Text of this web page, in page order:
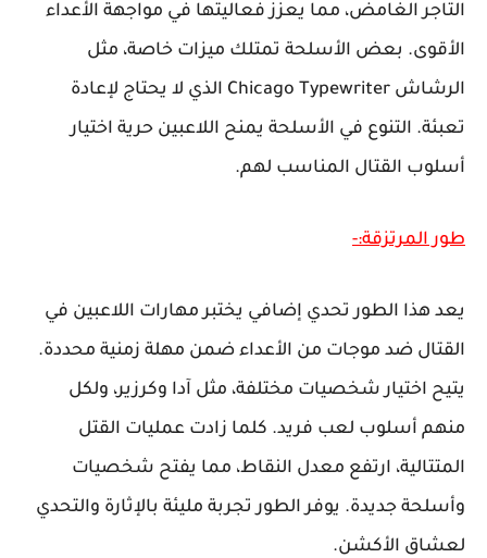
التاجر الغامض، مما يعزز فعاليتها في مواجهة الأعداء
الأقوى. بعض الأسلحة تمتلك ميزات خاصة، مثل
الرشاش Chicago Typewriter الذي لا يحتاج لإعادة
تعبئة. التنوع في الأسلحة يمنح اللاعبين حرية اختيار
أسلوب القتال المناسب لهم.
طور المرتزقة:-
يعد هذا الطور تحدي إضافي يختبر مهارات اللاعبين في
القتال ضد موجات من الأعداء ضمن مهلة زمنية محددة.
يتيح اختيار شخصيات مختلفة، مثل آدا وكرزير، ولكل
منهم أسلوب لعب فريد. كلما زادت عمليات القتل
المتتالية، ارتفع معدل النقاط، مما يفتح شخصيات
وأسلحة جديدة. يوفر الطور تجربة مليئة بالإثارة والتحدي
لعشاق الأكشن.